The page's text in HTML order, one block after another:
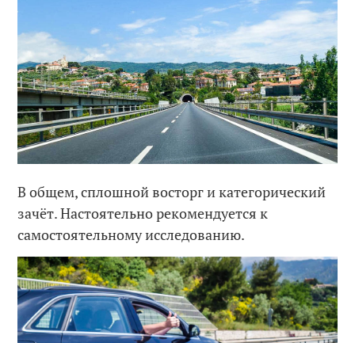
В общем, сплошной восторг и категорический
зачёт. Настоятельно рекомендуется к
самостоятельному исследованию.